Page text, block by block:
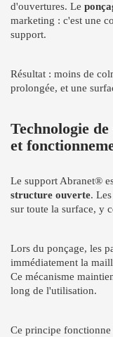
d'ouvertures. Le
marketing : c'est une
support.
Résultat : moins de
prolongée, et une
Technologie
et
Le support Abranet®
structure ouverte.
sur toute la surface, y
Lors du ponçage, les
immédiatement la
Ce mécanisme
long de l'utilisation.
Ce principe fonctionne